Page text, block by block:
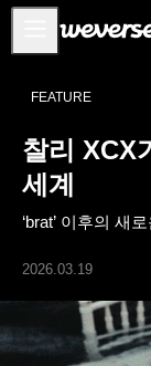
공지사항
FEATURE
INTERVIEW
REVIEW
INTERACTIVE
FIRST+VIEW
FEATURE
찰리 XCX
세계
‘brat’ 이후의 새
2026.03.19